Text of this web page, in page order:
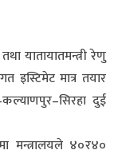
यातायातमन्त्री रेणु
इस्टिमेट मात्र तयार
दुई
मन्त्रालयले ४०र४०